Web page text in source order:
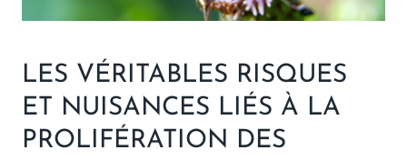
LES VÉRITABLES RISQUES
ET NUISANCES LIÉS À LA
PROLIFÉRATION DES